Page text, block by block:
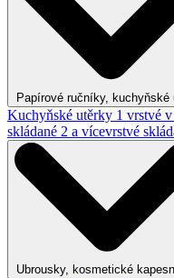
Papírové ručníky, kuchyňské
Kuchyňské utěrky 1 vrstvé
skládané 2 a vícevrstvé
Ubrousky, kosmetické